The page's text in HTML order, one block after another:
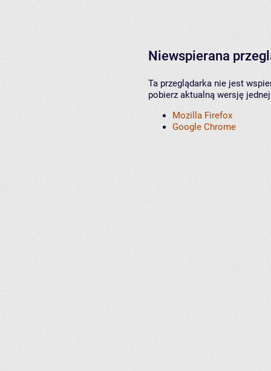
Niewspierana
Ta przeglądarka nie jest
pobierz aktualną wersję
Mozilla Firefox
Google Chrome